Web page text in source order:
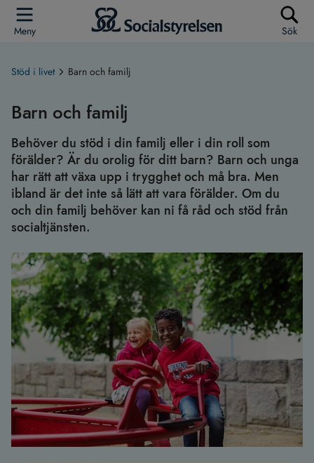
Meny Sök
Stöd i livet Barn och familj
Barn och familj
Behöver du stöd i din familj eller i din roll som
förälder? Är du orolig för ditt barn? Barn och unga
har rätt att växa upp i trygghet och må bra. Men
ibland är det inte så lätt att vara förälder. Om du
och din familj behöver kan ni få råd och stöd från
socialtjänsten.